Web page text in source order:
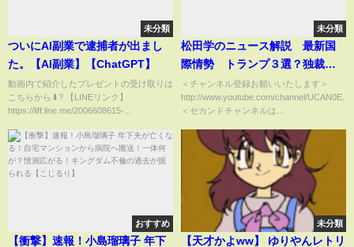
未分類
ついにAI副業で逮捕者が出まし
た。【AI副業】【ChatGPT】
動画内で紹介したプレゼントの受け取りは
こちらから⬇︎? 【LINEリンク】
https://liff.line.me/2006608615-...
未分類
松田学のニュース解説 最新国
際情勢 トランプ３選？独裁
者？／次々とメディアを訴える
トランプ氏／関税と化石燃料で
米国を繁栄に／トランプが目指
す通貨システム／追い詰められ
る尹氏と台頭する李在明
＜チャンネル登録お願いいたします＞
http://www.youtube.com/channel/UCAN0E...
＜セカンドチャンネルは...
おすすめ
【衝撃】速報！小島瑠璃子 年下
未分類
【天才かよww】 ゆりやんレトリ